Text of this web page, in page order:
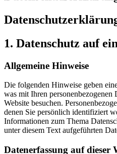
1. Datenschutz auf
Allgemeine Hinweise
Die folgenden Hinweise geben
was mit Ihren personenbezogenen
Website besuchen.
denen Sie persönlich identifiziert
Informationen zum Thema
unter diesem Text aufgeführten
Datenerfassung auf dieser